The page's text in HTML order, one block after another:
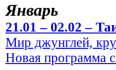
Январь
21.01 – 02.02 –
Мир джунглей,
Новая программа